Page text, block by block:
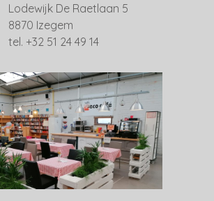
Lodewijk De Raetlaan 5
8870 Izegem
tel. +32 51 24 49 14